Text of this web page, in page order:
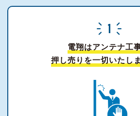
電翔はアンテナ工
押し売りを一切いたし